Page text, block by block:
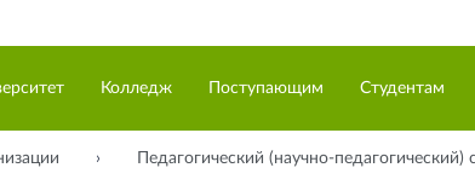
Колледж Поступающим Студентам
Педагогический (научно-педагогический)